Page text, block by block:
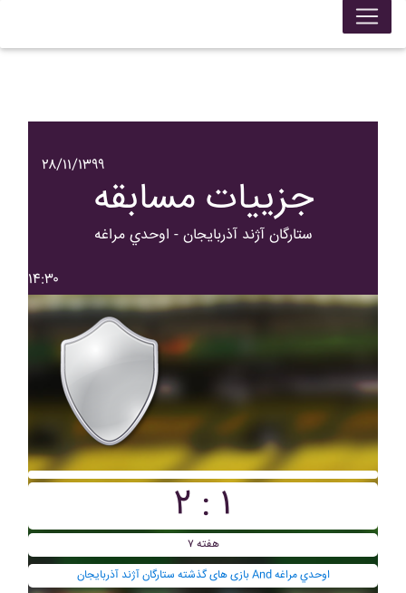
۲۸/۱۱/۱۳۹۹
جزییات مسابقه
ستارگان آژند آذربايجان - اوحدي مراغه
۱۴:۳۰
۲ : ۱
هفته ۷
بازی های گذشته ستارگان آژند آذربايجان And اوحدي مراغه